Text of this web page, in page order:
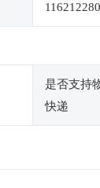
是否支持
快递